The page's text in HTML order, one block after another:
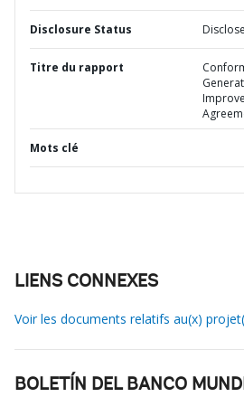
Disclosure Status
Titre du rapport
Mots clé
LIENS CONNEXES
Voir les documents relatifs au(x)
BOLETÍN DEL BANCO